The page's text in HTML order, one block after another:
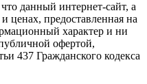
данный интернет-сайт, а
ценах, предоставленная на
характер и ни
офертой,
437 Гражданского кодекса